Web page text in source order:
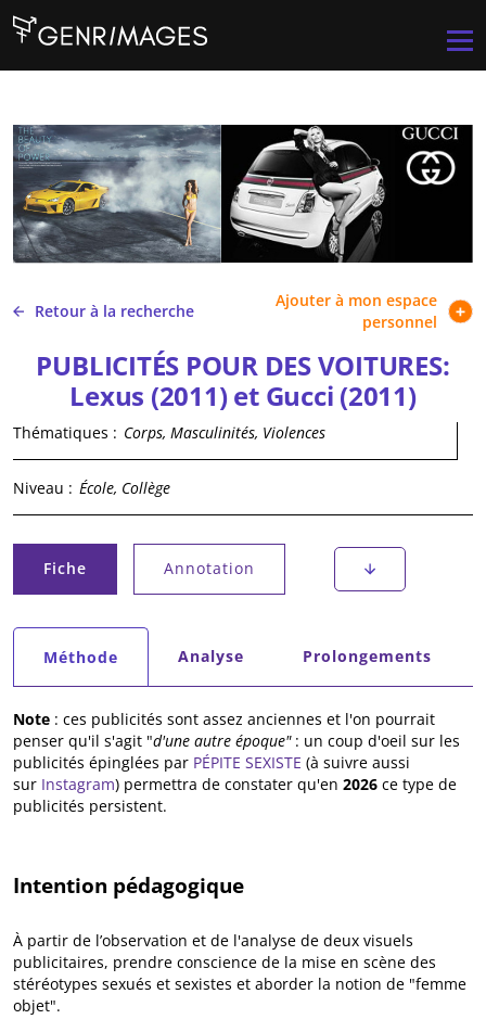
Retour à la recherche
Ajouter à mon espace
personnel
PUBLICITÉS POUR DES VOITURES:
Lexus (2011) et Gucci (2011)
Thématiques : Corps, Masculinités, Violences
Niveau : École, Collège
Onglets principaux
Fiche
(onglet actif) Annotation
Onglets secondaires
Méthode
(onglet actif) Analyse Prolongements
Note : ces publicités sont assez anciennes et l'on pourrait
penser qu'il s'agit "d'une autre époque": un coup d'oeil sur les
publicités épinglées par PÉPITE SEXISTE (à suivre aussi
sur Instagram) permettra de constater qu'en 2026 ce type de
publicités persistent.
Intention pédagogique
À partir de l’observation et de l'analyse de deux visuels
publicitaires, prendre conscience de la mise en scène des
stéréotypes sexués et sexistes et aborder la notion de "femme
objet".